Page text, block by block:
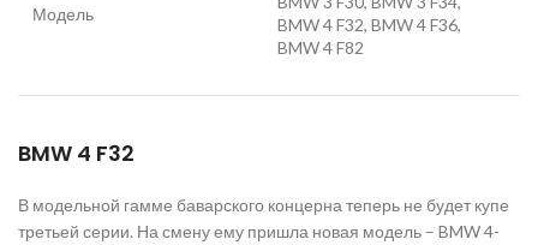
Модель
BMW 4 F32, BMW 4 F36,
BMW 4 F82
BMW 4 F32
В модельной гамме баварского концерна теперь не будет купе
третьей серии. На смену ему пришла новая модель – BMW 4-